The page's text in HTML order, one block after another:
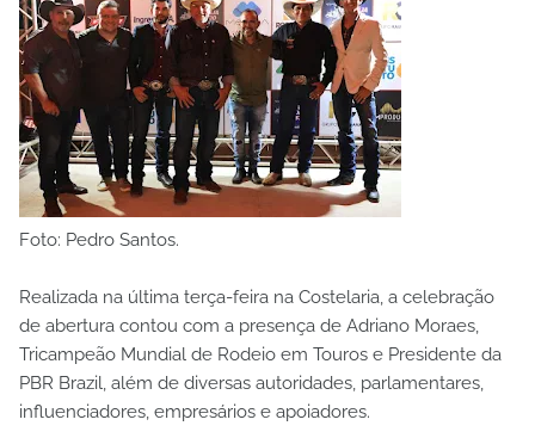
Foto: Pedro Santos.
Realizada na última terça-feira na Costelaria, a celebração
de abertura contou com a presença de Adriano Moraes,
Tricampeão Mundial de Rodeio em Touros e Presidente da
PBR Brazil, além de diversas autoridades, parlamentares,
influenciadores, empresários e apoiadores.